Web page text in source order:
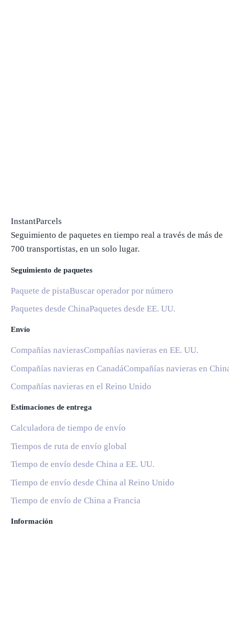
InstantParcels
Seguimiento de paquetes en tiempo real a través de más de
700 transportistas, en un solo lugar.
Seguimiento de paquetes
Paquete de pistaBuscar operador por número
Paquetes desde ChinaPaquetes desde EE. UU.
Envío
Compañías navierasCompañías navieras en EE. UU.
Compañías navieras en CanadáCompañías navieras en
Compañías navieras en el Reino Unido
Estimaciones de entrega
Calculadora de tiempo de envío
Tiempos de ruta de envío global
Tiempo de envío desde China a EE. UU.
Tiempo de envío desde China al Reino Unido
Tiempo de envío de China a Francia
Información